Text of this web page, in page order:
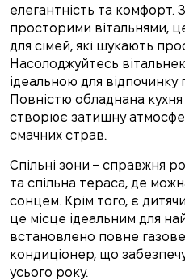
елегантність та комфорт.
просторими вітальнями,
для сімей, які шукають
Насолоджуйтесь
ідеальною для відпочинку
Повністю обладнана
створює затишну
смачних страв.
Спільні зони – справжня
та спільна тераса, де
сонцем. Крім того, є
це місце ідеальним для
встановлено повне
кондиціонер, що
усього року.